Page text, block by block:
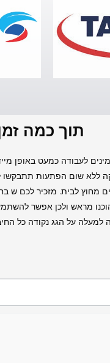
תוך כמה
ללא שום הפתעות תתבקשו
מחוץ לבית. מזכיר לכם ש
מראש ולכן אפשר
למעלה על הגג נקודה כל